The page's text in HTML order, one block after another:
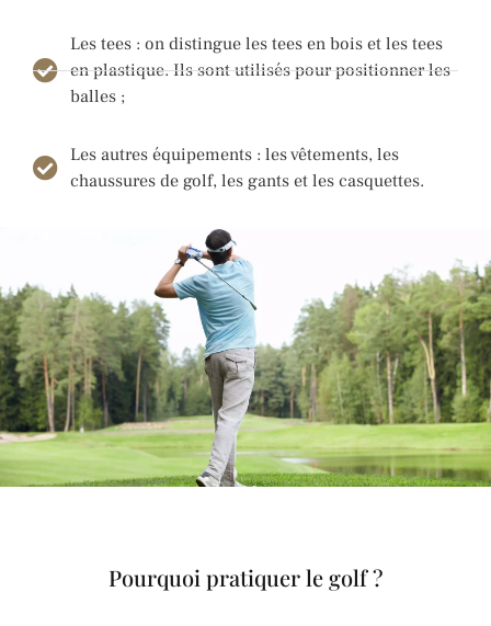
Les tees : on distingue les tees en bois et les tees
en plastique. Ils sont utilisés pour positionner les
balles ;
Les autres équipements : les vêtements, les
chaussures de golf, les gants et les casquettes.
Pourquoi pratiquer le golf ?